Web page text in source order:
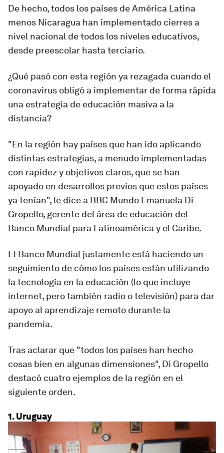
De hecho,todos los países de América Latina
menos Nicaragua han implementado cierres a
nivel nacional de todos los niveles educativos,
desde preescolar hasta terciario.
¿Qué pasó con esta región ya rezagada cuando el
coronavirus obligó a implementar de forma rápida
una estrategia de educación masiva a la
distancia?
"En la región hay países que han ido aplicando
distintas estrategias, a menudo implementadas
con rapidez y objetivos claros, que se han
apoyado en desarrollos previos que estos países
ya tenían", le dice a BBC Mundo Emanuela Di
Gropello, gerente del área de educación del
Banco Mundial para Latinoamérica y el Caribe.
El Banco Mundial justamente está haciendo un
seguimiento de cómo los países están utilizando
la tecnología en la educación (lo que incluye
internet, pero también radio o televisión) para dar
apoyo al aprendizaje remoto durante la
pandemia.
Tras aclarar que "todos los países han hecho
cosas bien en algunas dimensiones", Di Gropello
destacó cuatro ejemplos de la región en el
siguiente orden.
1. Uruguay